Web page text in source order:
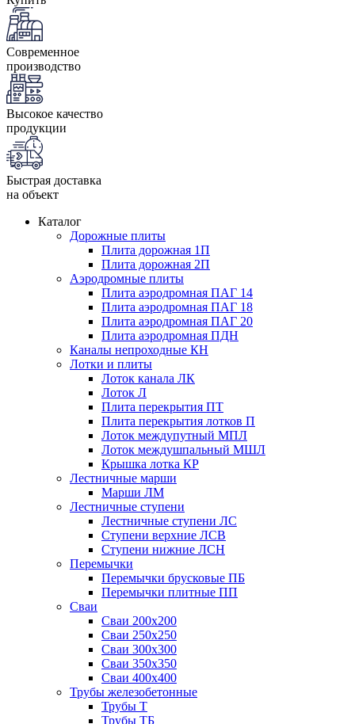
Современное
производство
Высокое качество
продукции
Быстрая доставка
на объект
Каталог
Дорожные плиты
Плита дорожная 1П
Плита дорожная 2П
Аэродромные плиты
Плита аэродромная ПАГ 14
Плита аэродромная ПАГ 18
Плита аэродромная ПАГ 20
Плита аэродромная ПДН
Каналы непроходные КН
Лотки и плиты
Лоток канала ЛК
Лоток Л
Плита перекрытия ПТ
Плита перекрытия лотков П
Лоток междупутный МПЛ
Лоток междушпальный МШЛ
Крышка лотка КР
Лестничные марши
Марши ЛМ
Лестничные ступени
Лестничные ступени ЛС
Ступени верхние ЛСВ
Ступени нижние ЛСН
Перемычки
Перемычки брусковые ПБ
Перемычки плитные ПП
Сваи
Сваи 200х200
Сваи 250х250
Сваи 300х300
Сваи 350х350
Сваи 400х400
Трубы железобетонные
Трубы Т
Трубы ТБ